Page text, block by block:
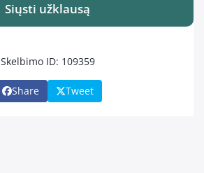
Siųsti užklausą
Skelbimo ID: 109359
Share Tweet